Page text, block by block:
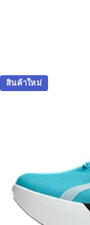
สินค้าใหม่